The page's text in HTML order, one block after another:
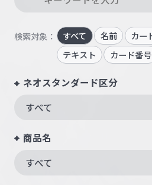
検索対象： すべて 名前 カー
テキスト
カード番号
ネオスタンダード区分
すべて
商品名
すべて